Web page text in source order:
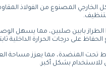
الخارجي المصنوع من الفولاذ
بابين صلبين، مما يسهل
على درجات الحرارة الداخلية
تحت المنضدة، مما يعزز مساحة
للاستخدام بشكل أكبر.